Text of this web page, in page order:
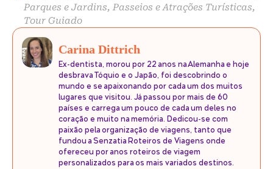
Parques e Jardins, Passeios e Atrações Turísticas,
Tour Guiado
Carina Dittrich
Ex-dentista, morou por 22 anos na Alemanha e hoje
desbrava Tóquio e o Japão, foi descobrindo o
mundo e se apaixonando por cada um dos muitos
lugares que visitou. Já passou por mais de 60
países e carrega um pouco de cada um deles no
coração e muito na memória. Dedicou-se com
paixão pela organização de viagens, tanto que
fundou a Senzatia Roteiros de Viagens onde
ofereceu por anos roteiros de viagem
personalizados para os mais variados destinos.